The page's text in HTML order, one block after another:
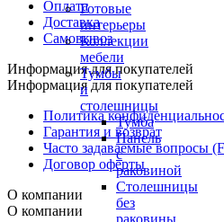
Готовые
интерьеры
Коллекции
мебели
Тумбы
и
столешницы
Тумба
Панель
с
раковиной
Столешницы
без
Оплата
Доставка
Самовывоз
Информация для покупателей
Информация для покупателей
Политика
Гарантия и возврат
Часто задаваемые вопросы
Договор оферты
О компании
О компании